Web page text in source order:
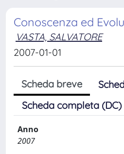
Conoscenza ed
VASTA, SALVATORE
2007-01-01
Scheda breve
Scheda completa (DC)
Anno
2007